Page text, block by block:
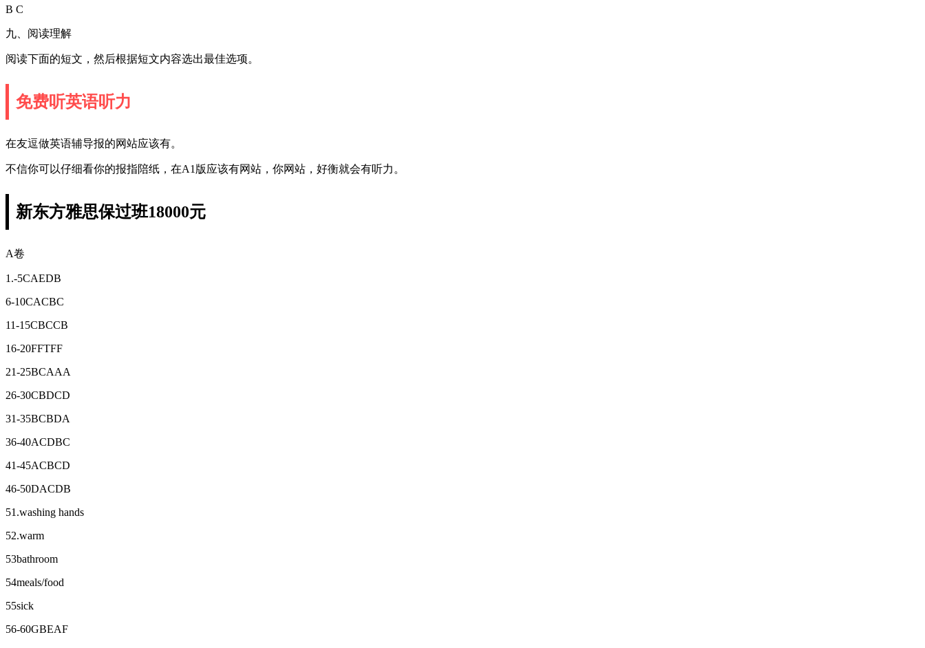
B C
九、阅读理解
阅读下面的短文，然后根据短文内容选出最佳选项。
免费听英语听力
在友逗做英语辅导报的网站应该有。
不信你可以仔细看你的报指陪纸，在A1版应该有网站，你网站，好衡就会有听力。
新东方雅思保过班18000元
A卷
1.-5CAEDB
6-10CACBC
11-15CBCCB
16-20FFTFF
21-25BCAAA
26-30CBDCD
31-35BCBDA
36-40ACDBC
41-45ACBCD
46-50DACDB
51.washing hands
52.warm
53bathroom
54meals/food
55sick
56-60GBEAF